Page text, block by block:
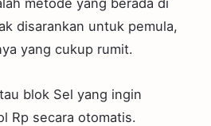
disarankan untuk pemula,
yang cukup rumit.
blok Sel yang ingin
Rp secara otomatis.